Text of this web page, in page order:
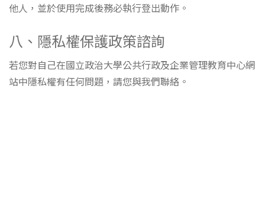
他人，並於使用完成後務必執行登出動作。
八、隱私權保護政策諮詢
若您對自己在國立政治大學公共行政及企業管理教育中心網
站中隱私權有任何問題，請您與我們聯絡。